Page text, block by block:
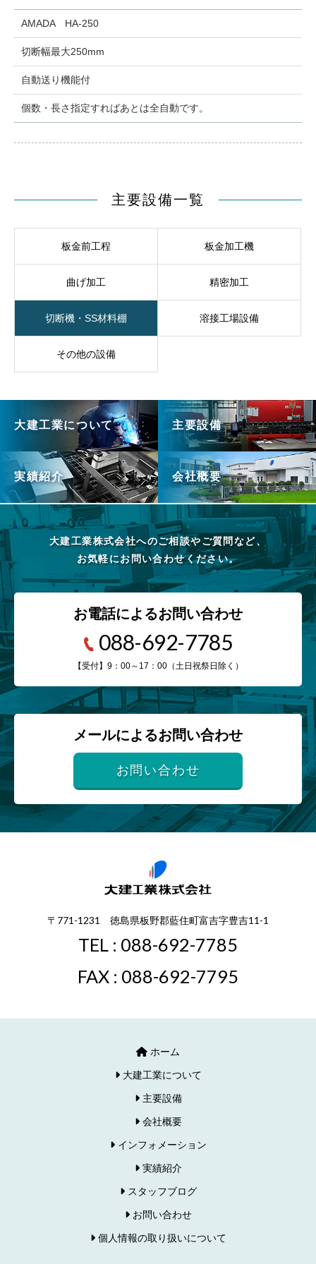
AMADA HA-250
切断幅最大250mm
自動送り機能付
個数・長さ指定すればあとは全自動です。
主要設備一覧
板金前工程 板金加工機
曲げ加工 精密加工
切断機・SS材料棚 溶接工場設備
その他の設備
大建工業について 主要設備
実績紹介 会社概要
大建工業株式会社へのご相談やご質問など、
お気軽にお問い合わせください。
メールによるお問い合わせ
お問い合わせ
お電話によるお問い合わせ
088-692-7785
【受付】9：00～17：00（土日祝祭日除く）
〒771-1231 徳島県板野郡藍住町富吉字豊吉11-1
TEL : 088-692-7785
FAX : 088-692-7795
ホーム
大建工業について
主要設備
会社概要
インフォメーション
実績紹介
スタッフブログ
お問い合わせ
個人情報の取り扱いについて